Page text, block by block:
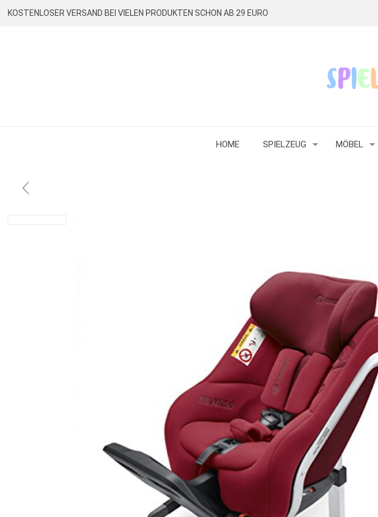
KOSTENLOSER VERSAND BEI VIELEN PRODUKTEN SCHON AB 29 EURO
HOME SPIELZEUG MÖBEL